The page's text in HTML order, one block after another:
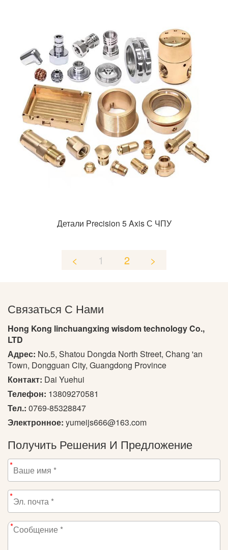
Детали Precision 5 Axis С ЧПУ
< 1 2 >
Связаться С Нами
Hong Kong linchuangxing wisdom technology Co.,
LTD
Адрес: No.5, Shatou Dongda North Street, Chang 'an
Town, Dongguan City, Guangdong Province
Контакт: Dai Yuehui
Телефон: 13809270581
Тел.: 0769-85328847
Электронное: yumeijs666@163.com
Получить Решения И Предложение
*
*
*